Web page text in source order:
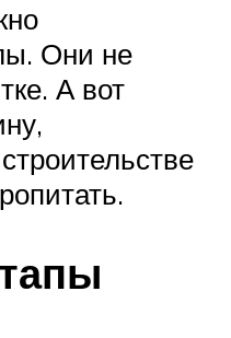
Они не
А вот